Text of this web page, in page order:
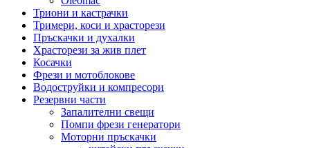
Триони и кастрачки
Тримери, коси и храсторези
Пръскачки и духалки
Храсторези за жив плет
Косачки
Фрези и мотоблокове
Водоструйки и компресори
Резервни части
Запалителни свещи
Помпи фрези генератори
Моторни пръскачки